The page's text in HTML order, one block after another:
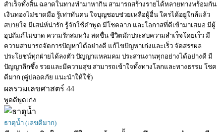
สำเร็จทั้งสิ้น ฉลาดในทางทำมาหากิน สามารถสร้างรายได้หลายทางพร้อมกัน
เงินทองไม่ขาดมือ รู้เท่าทันคน ใจบุญชอบช่วยเหลือผู้อื่น ใครได้อยู่ใกล้แล้ว
สบายใจ มีเสน่ห์น่ารัก รู้จักใช้คำพูด มีโชคลาภ และโอกาสที่ดีเข้ามาเสมอ มีผู้
อุปถัมภ์ไม่ขาด ความรักสมหวัง สดชื่น ชีวิตมักประสบความสำเร็จโดยเร็ว มี
ความสามารถจัดการปัญหาได้อย่างดี แก้ไขปัญหาเก่งและเร็ว จัดสรรผล
ประโยชน์ทุกฝ่ายได้ลงตัว ปัญญาแหลมคม ประสานงานทุกอย่างได้อย่างดี มี
ปัญญาลึกซึ้ง รวยและมีความสุข สามารถเข้าใจทั้งทางโลกและทางธรรม โชค
ดีมาก (คู่ปลอดภัย แนะนำให้ใช้)
ผลรวมเลขศาสตร์ 44
พูดดีพูดเก่ง
ธาตุน้ำ (เลขดีมาก)